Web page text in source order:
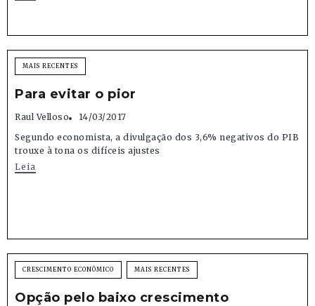
MAIS RECENTES
Para evitar o pior
Raul Velloso
14/03/2017
Segundo economista, a divulgação dos 3,6% negativos do PIB
trouxe à tona os difíceis ajustes
Leia
CRESCIMENTO ECONÔMICO MAIS RECENTES
Opção pelo baixo crescimento